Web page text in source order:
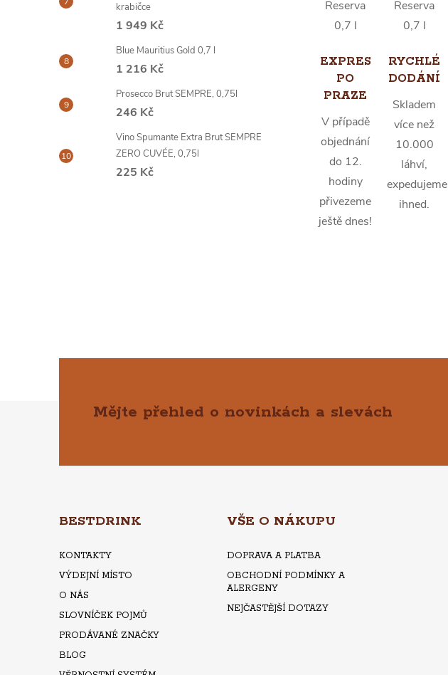
krabičce
1 949 Kč
Blue Mauritius Gold 0,7 l
1 216 Kč
Prosecco Brut SEMPRE, 0,75l
246 Kč
Vino Spumante Extra Brut SEMPRE
ZERO CUVÉE, 0,75l
225 Kč
EXPRES
PO
PRAZE
V případě
objednání
do 12.
hodiny
přivezeme
ještě dnes!
RYCHLÉ
DODÁNÍ
Skladem
více než
10.000
láhví,
expedujeme
ihned.
Mějte přehled o novinkách a slevách
BESTDRINK
KONTAKTY
VÝDEJNÍ MÍSTO
O NÁS
SLOVNÍČEK POJMŮ
PRODÁVANÉ ZNAČKY
BLOG
VŠE O NÁKUPU
DOPRAVA A PLATBA
OBCHODNÍ PODMÍNKY A
ALERGENY
NEJČASTĚJŠÍ DOTAZY